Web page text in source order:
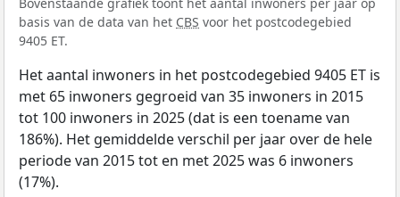
basis van de data van het CBS voor het postcodegebied
9405 ET.
Het aantal inwoners in het postcodegebied 9405 ET is
met 65 inwoners gegroeid van 35 inwoners in 2015
tot 100 inwoners in 2025 (dat is een toename van
186%). Het gemiddelde verschil per jaar over de hele
periode van 2015 tot en met 2025 was 6 inwoners
(17%).